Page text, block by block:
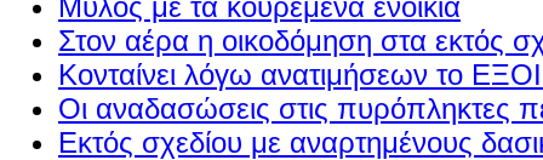
Στον αέρα η οικοδόμηση στα εκτός
Κονταίνει λόγω ανατιμήσεων το
Οι αναδασώσεις στις πυρόπληκτες
Εκτός σχεδίου με αναρτημένους